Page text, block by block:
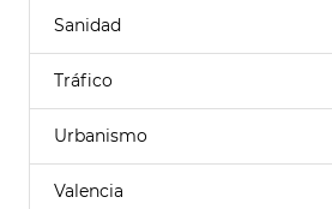
Sanidad
Tráfico
Urbanismo
Valencia